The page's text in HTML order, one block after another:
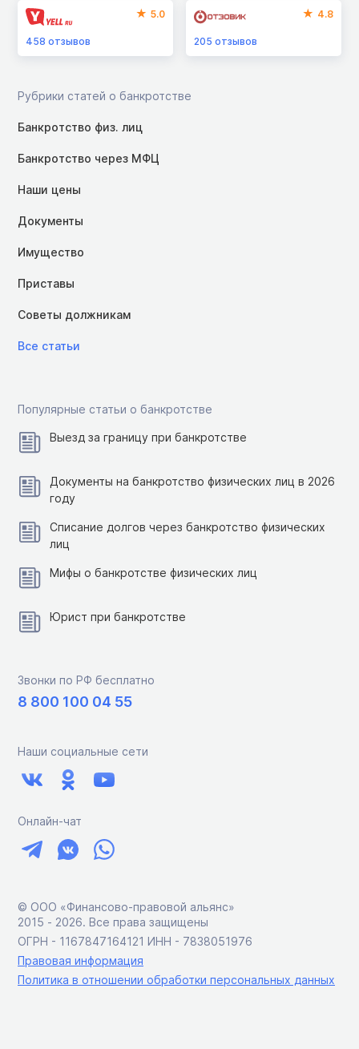
5.0
458 отзывов
4.8
205отзывов
Рубрики статей о банкротстве
Банкротство физ. лиц
Банкротство через МФЦ
Наши цены
Документы
Имущество
Приставы
Советы должникам
Все статьи
Популярные статьи о банкротстве
Выезд за границу при банкротстве
Документы на банкротство физических лиц в 2026
году
Списание долгов через банкротство физических
лиц
Мифы о банкротстве физических лиц
Юрист при банкротстве
Звонки по РФ бесплатно
8 800 100 04 55
Наши социальные сети
Онлайн-чат
© ООО «Финансово-правовой альянс»
2015 ‑ 2026. Все права защищены
ОГРН - 1167847164121 ИНН - 7838051976
Правовая информация
Политика в отношении обработки персональных данных